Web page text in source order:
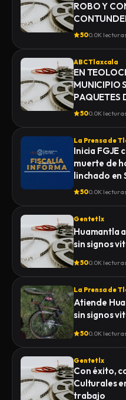
ROBO Y
MONTE
500.0K
ABC Tlaxcala
EN
MUNICIPIO
PAQUETES
500.0K
La Prensa de
Inicia FGJE
muerte de
linchado en
500.0K
Gentetlx
Huamantla
sin signos
500.0K
La Prensa de
Atiende
sin signos
500.0K
Gentetlx
Con éxito,
Culturales
trabajo